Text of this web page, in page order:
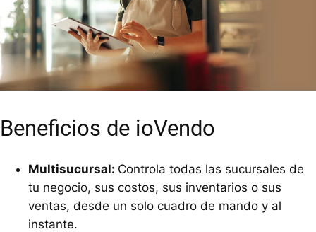
Beneficios de ioVendo
Multisucursal: Controla todas las sucursales de
tu negocio, sus costos, sus inventarios o sus
ventas, desde un solo cuadro de mando y al
instante.